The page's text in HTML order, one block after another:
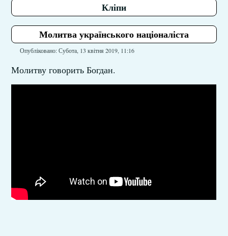
Кліпи
Молитва українського націоналіста
Опубліковано: Субота, 13 квітня 2019, 11:16
Молитву говорить Богдан.